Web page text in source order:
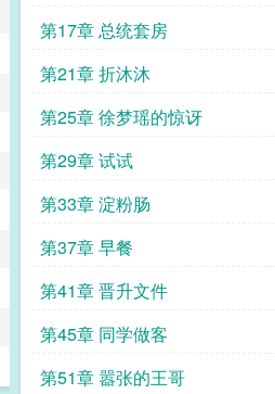
第17章 总统套房
第21章 折沐沐
第25章 徐梦瑶的惊讶
第29章 试试
第33章 淀粉肠
第37章 早餐
第41章 晋升文件
第45章 同学做客
第51章 嚣张的王哥